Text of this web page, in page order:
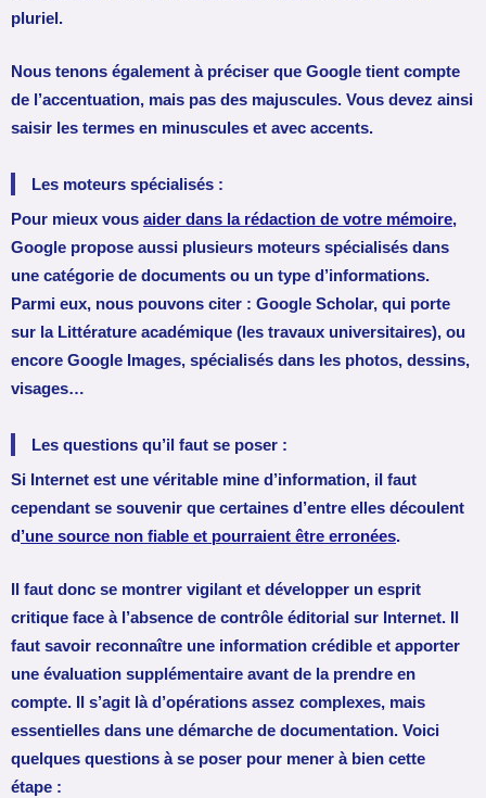
pluriel.
Nous tenons également à préciser que Google tient compte
de l’accentuation, mais pas des majuscules. Vous devez ainsi
saisir les termes en minuscules et avec accents.
Les moteurs spécialisés :
Pour mieux vous aider dans la rédaction de votre mémoire,
Google propose aussi plusieurs moteurs spécialisés dans
une catégorie de documents ou un type d’informations.
Parmi eux, nous pouvons citer : Google Scholar, qui porte
sur la Littérature académique (les travaux universitaires), ou
encore Google Images, spécialisés dans les photos, dessins,
visages…
Les questions qu’il faut se poser :
Si Internet est une véritable mine d’information, il faut
cependant se souvenir que certaines d’entre elles découlent
d ’une source non fiable et pourraient être erronées.
Il faut donc se montrer vigilant et développer un esprit
critique face à l’absence de contrôle éditorial sur Internet. Il
faut savoir reconnaître une information crédible et apporter
une évaluation supplémentaire avant de la prendre en
compte. Il s’agit là d’opérations assez complexes, mais
essentielles dans une démarche de documentation. Voici
quelques questions à se poser pour mener à bien cette
étape :